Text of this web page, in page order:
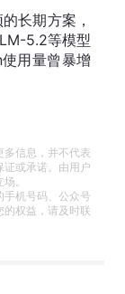
长期方案，
5.2等模型
用量曾暴增
多信息，并不代表
或承诺。由用户
。
机号码、公众号
的权益，请及时联